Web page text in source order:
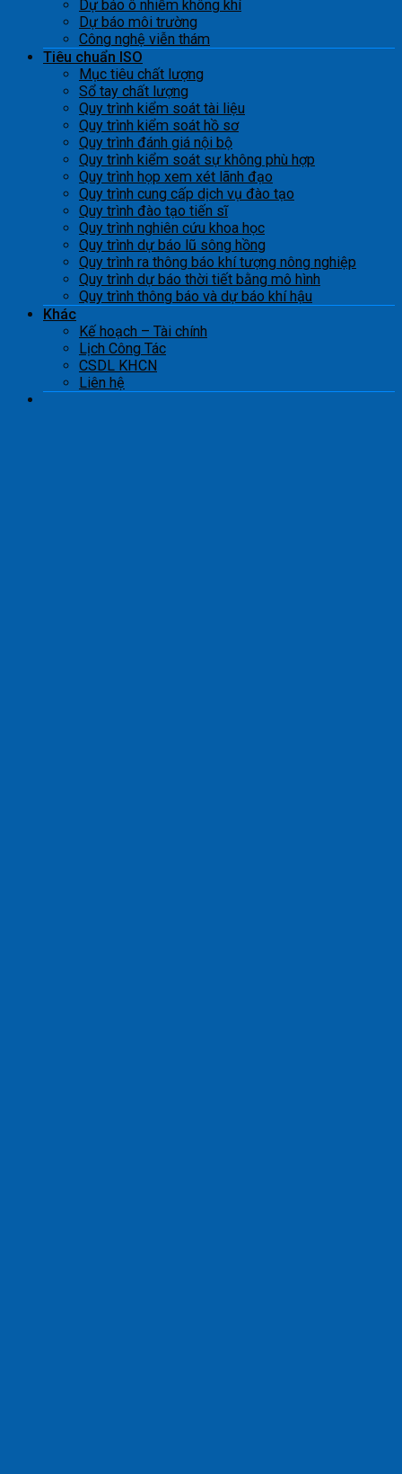
Dự báo ô nhiễm không khí
Dự báo môi trường
Công nghệ viễn thám
Tiêu chuẩn ISO
Mục tiêu chất lượng
Sổ tay chất lượng
Quy trình kiểm soát tài liệu
Quy trình kiểm soát hồ sơ
Quy trình đánh giá nội bộ
Quy trình kiểm soát sự không phù hợp
Quy trình họp xem xét lãnh đạo
Quy trình cung cấp dịch vụ đào tạo
Quy trình đào tạo tiến sĩ
Quy trình nghiên cứu khoa học
Quy trình dự báo lũ sông hồng
Quy trình ra thông báo khí tượng nông nghiệp
Quy trình dự báo thời tiết bằng mô hình
Quy trình thông báo và dự báo khí hậu
Khác
Kế hoạch – Tài chính
Lịch Công Tác
CSDL KHCN
Liên hệ